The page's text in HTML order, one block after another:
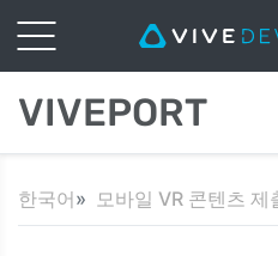
VIVEPORT
한국어 모바일 VR 콘텐츠 제